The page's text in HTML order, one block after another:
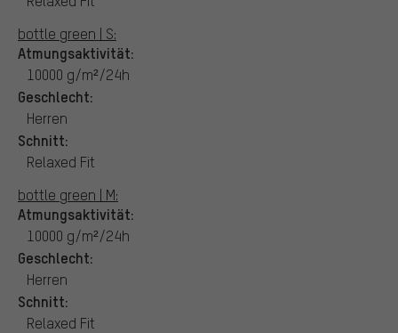
bottle green | S:
Atmungsaktivität:
10000 g/m²/24h
Geschlecht:
Herren
Schnitt:
Relaxed Fit
bottle green | M:
Atmungsaktivität:
10000 g/m²/24h
Geschlecht:
Herren
Schnitt:
Relaxed Fit